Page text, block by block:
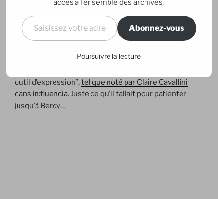
niveau des 2 précédentes qui manquaient
singulièrement d’intérêt à mon goût (surtout
censées promouvoir). Elle s’inscrit (devance ?) de plus
outil d’expression”,tel que noté par Claire Cavallini
dans in:fluencia. Juste ce qu’il fallait pour patienter
jusqu’à Bercy…
accès à l’ensemble des archives.
Saisissez votre adresse e-mail…
Abonnez-vous
Poursuivre la lecture